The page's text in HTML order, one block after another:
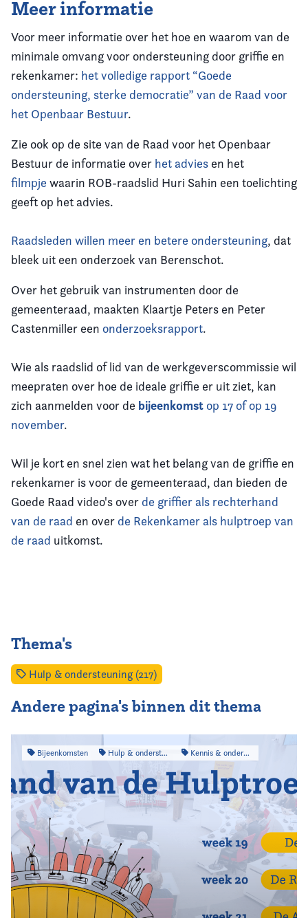
Meer informatie
Voor meer informatie over het hoe en waarom van de
minimale omvang voor ondersteuning door griffie en
rekenkamer: het volledige rapport “Goede
ondersteuning, sterke democratie” van de Raad voor
het Openbaar Bestuur.
Zie ook op de site van de Raad voor het Openbaar
Bestuur de informatie over het advies en het
filmpje waarin ROB-raadslid Huri Sahin een toelichting
geeft op het advies.
Raadsleden willen meer en betere ondersteuning, dat
bleek uit een onderzoek van Berenschot.
Over het gebruik van instrumenten door de
gemeenteraad, maakten Klaartje Peters en Peter
Castenmiller een onderzoeksrapport.
Wie als raadslid of lid van de werkgeverscommissie wil
meepraten over hoe de ideale griffie er uit ziet, kan
zich aanmelden voor de bijeenkomst op 17 of op 19
november.
Wil je kort en snel zien wat het belang van de griffie en
rekenkamer is voor de gemeenteraad, dan bieden de
Goede Raad video's over de griffier als rechterhand
van de raad en over de Rekenkamer als hulptroep van
de raad uitkomst.
Thema's
Hulp & ondersteuning (217)
Andere pagina's binnen dit thema
Bijeenkomsten Hulp & ondersteuning Kennis & onderzoek